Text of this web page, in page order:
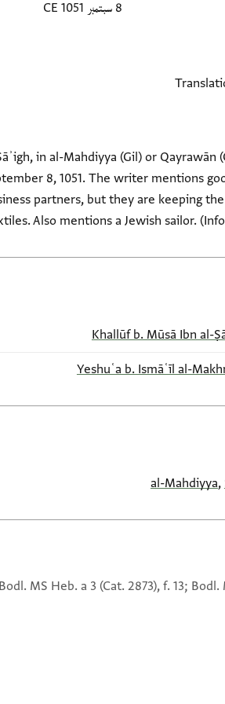
8 سبتمبر 1051 CE
in al-Mahdiyya (Gil) or Qayrawān
8, 1051. The writer mentions
partners, but they are keeping
Also mentions a Jewish sailor.
Khallūf b. Mūsā Ibn al-
Yeshuʿa b. Ismāʿīl al-
al-Mahdiyya,
Bodl. MS Heb. a 3 (Cat. 2873), f. 13; Bodl.